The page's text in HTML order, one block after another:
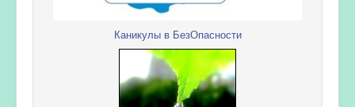
Каникулы в БезОпасности